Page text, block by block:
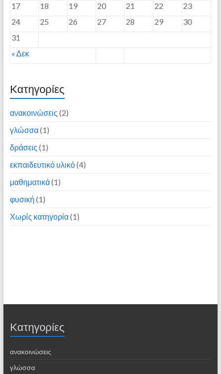
« Δεκ
17
18 19 20 21 22
23
24
25 26 27 28 29
30
31
Kατηγορίες
ανακοινώσεις (2)
γλώσσα(1)
δράσεις (1)
εκπαιδευτικό υλικό(4)
μαθηματικά(1)
φυσική (1)
Χωρίς κατηγορία(1)
Kατηγορίες
ανακοινώσεις
γλώσσα